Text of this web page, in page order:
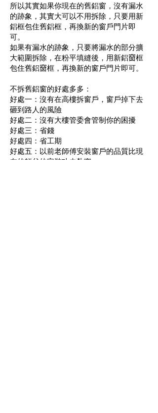
所以其實如果你現在的舊鋁窗，沒有漏水
的跡象，其實大可以不用拆除，只要用新
鋁框包住舊鋁框，再換新的窗戶門片即
可。
如果有漏水的跡象，只要將漏水的部分擴
大範圍拆除，在粉平填縫後，用新鋁𥦬框
包住舊鋁𥦬框，再換新的窗戶門片即可。
不拆舊鋁窗的好處多多：
好處一：沒有在高樓拆窗戶，窗戶掉下去
砸到路人的風險
好處二：沒有大樓管委會管制你的困擾
好處三：省錢
好處四：省工期
好處五：以前老師傅安裝窗戶的品質比現
在的師父的安裝功夫紮實